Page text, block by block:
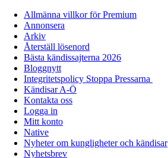
Allmänna villkor för Premium
Annonsera
Arkiv
Återställ lösenord
Bästa kändissajterna 2026
Bloggnytt
Integritetspolicy Stoppa Pressarna
Kändisar A-Ö
Kontakta oss
Logga in
Mitt konto
Native
Nyheter om kungligheter och kändisar
Nyhetsbrev